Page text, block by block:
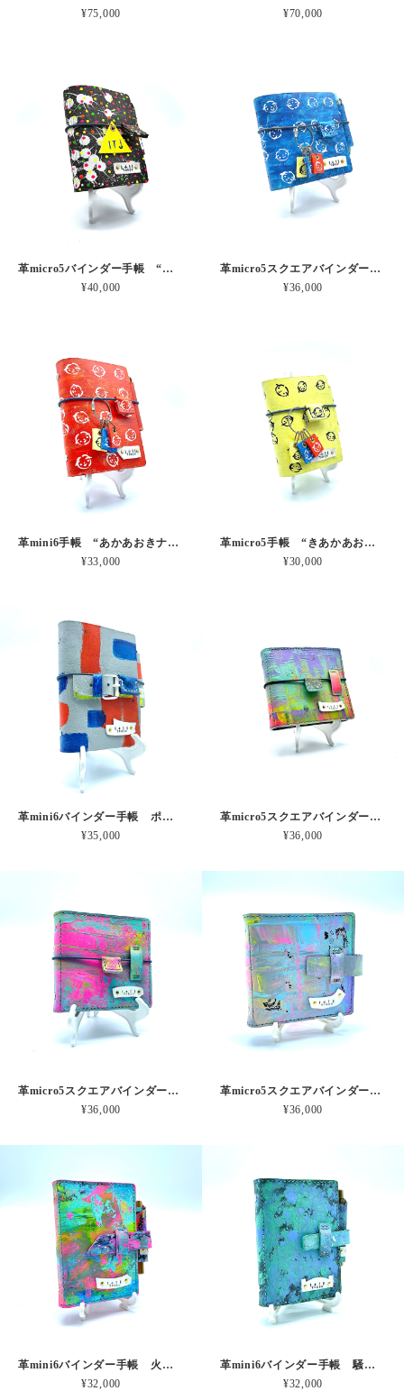
¥75,000
¥70,000
革micro5バインダー手帳 “古い鉄壁にパチパチネオン” 本革
¥40,000
革micro5スクエアバインダー手帳 “あおあかきナチュラルさん” 本革
¥36,000
革mini6手帳 “あかあおきナチュラルさん” 本革
¥33,000
革micro5手帳 “きあかあおナチュラルさん” 本革
¥30,000
革mini6バインダー手帳 ポットくんからのメッセージ 本革
¥35,000
革micro5スクエアバインダー手帳 レインボー波形のうみ 本革
¥36,000
革micro5スクエアバインダー手帳 ピンクオーロラの爆発 本革
¥36,000
革micro5スクエアバインダー手帳 みずいろゾウさんピンク 本革
¥36,000
革mini6バインダー手帳 火の子舞う風景 本革
¥32,000
革mini6バインダー手帳 騒がしのしずか 本革
¥32,000